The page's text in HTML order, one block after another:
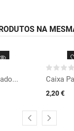
NA
Caixa
2,20 €